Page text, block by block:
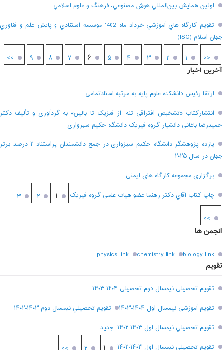
اولين همايش بين‌المللي هوش مصنوعي، فرهنگ و علوم اسلامي
تقويم کارگاه هاي آموزشي خرداد ماه 1402 موسسه استنادي و پايش علم و فناوري
جهان اسلام (ISC)
<< ۱ ۲ ۳ ۴ ۵ ۶ ۷ ۸ ۹ >>
آخرین اخبار
ارتقا رئیس دانشکده علوم پایه به مرتبه استادتمامی
انتشارکتاب «تشخیص افتراقی تنه: از فیزیک تا بالین» به گردآوری و تألیف دکتر
حمیدرضا باغانی دانشیار گروه فیزیک دانشگاه حکیم سبزواری
یازده پژوهشگر دانشگاه حکیم سبزواری در جمع دانشمندان پراستناد ۲ درصد برتر
جهان در سال ۲۰۲۵
برگزاری مجموعه کارگاه های ایمنی
چاپ کتاب آقاي دکتر رهنما عضو هیات علمی گروه فیزیک
۱ ۲ ۳
>>
انجمن ها
biology link
chemistry link
physics link
تقویم
تقویم تحصیلی نیمسال دوم تحصیلی ۱۴۰۴-۱۴۰۳
تقویم آموزشی نیمسال اول ۱۴۰۴-۱۴۰۳
تقويم تحصيلي نيمسال دوم ۱۴۰۳-۱۴۰۲
تقويم تحصيلي نيمسال اول ۱۴۰۳-۱۴۰۲- جديد
تقويم تحصيلي نيمسال اول ۱۴۰۳-۱۴۰۲